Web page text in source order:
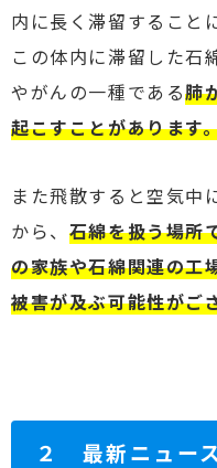
内に長く滞留すること
この体内に滞留した石
やがんの一種である肺
起こすことがあります
また飛散すると空気中
から、 石綿を扱う場所
の家族や石綿関連の工
被害が及ぶ可能性がご
２ 最新ニュー